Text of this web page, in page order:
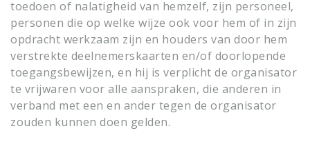
toedoen of nalatigheid van hemzelf, zijn personeel,
personen die op welke wijze ook voor hem of in zijn
opdracht werkzaam zijn en houders van door hem
verstrekte deelnemerskaarten en/of doorlopende
toegangsbewijzen, en hij is verplicht de organisator
te vrijwaren voor alle aanspraken, die anderen in
verband met een en ander tegen de organisator
zouden kunnen doen gelden.